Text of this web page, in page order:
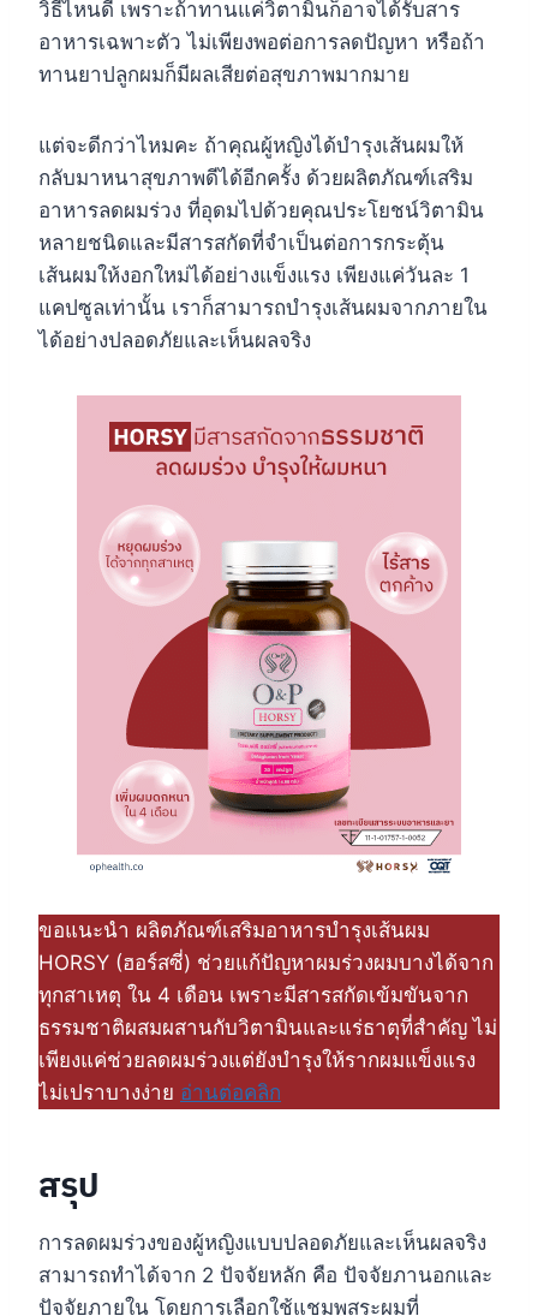
วิธีไหนดี เพราะถ้าทานแค่วิตามินก็อาจได้รับสาร
อาหารเฉพาะตัว ไม่เพียงพอต่อการลดปัญหา หรือถ้า
ทานยาปลูกผมก็มีผลเสียต่อสุขภาพมากมาย
แต่จะดีกว่าไหมคะ ถ้าคุณผู้หญิงได้บำรุงเส้นผมให้
กลับมาหนาสุขภาพดีได้อีกครั้ง ด้วยผลิตภัณฑ์เสริม
อาหารลดผมร่วง ที่อุดมไปด้วยคุณประโยชน์วิตามิน
หลายชนิดและมีสารสกัดที่จำเป็นต่อการกระตุ้น
เส้นผมให้งอกใหม่ได้อย่างแข็งแรง เพียงแค่วันละ 1
แคปซูลเท่านั้น เราก็สามารถบำรุงเส้นผมจากภายใน
ได้อย่างปลอดภัยและเห็นผลจริง
ขอแนะนำ ผลิตภัณฑ์เสริมอาหารบำรุงเส้นผม
HORSY (ฮอร์สซี่) ช่วยแก้ปัญหาผมร่วงผมบางได้จาก
ทุกสาเหตุ ใน 4 เดือน เพราะมีสารสกัดเข้มขันจาก
ธรรมชาติผสมผสานกับวิตามินและแร่ธาตุที่สำคัญ ไม่
เพียงแค่ช่วยลดผมร่วงแต่ยังบำรุงให้รากผมแข็งแรง
ไม่เปราบางง่าย อ่านต่อคลิก
สรุป
การลดผมร่วงของผู้หญิงแบบปลอดภัยและเห็นผลจริง
สามารถทำได้จาก 2 ปัจจัยหลัก คือ ปัจจัยภานอกและ
ปัจจัยภายใน โดยการเลือกใช้แชมพูสระผมที่